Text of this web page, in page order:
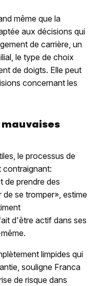
même que la
aux décisions qui
de carrière, un
le type de choix
de doigts. Elle peut
concernant les
le processus de
contraignant:
de prendre des
se tromper», estime
d'être actif dans ses
limpides qui
souligne Franca
de risque dans